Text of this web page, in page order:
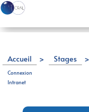
Connexion
Intranet
Accueil > Stages
>
Stage de Master 2 :
BlueMUSE